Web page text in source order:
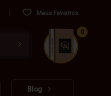
Meus Favoritos
www.cachacarianacional.com.br
CUIDADO FRÁGIL
0
Blog